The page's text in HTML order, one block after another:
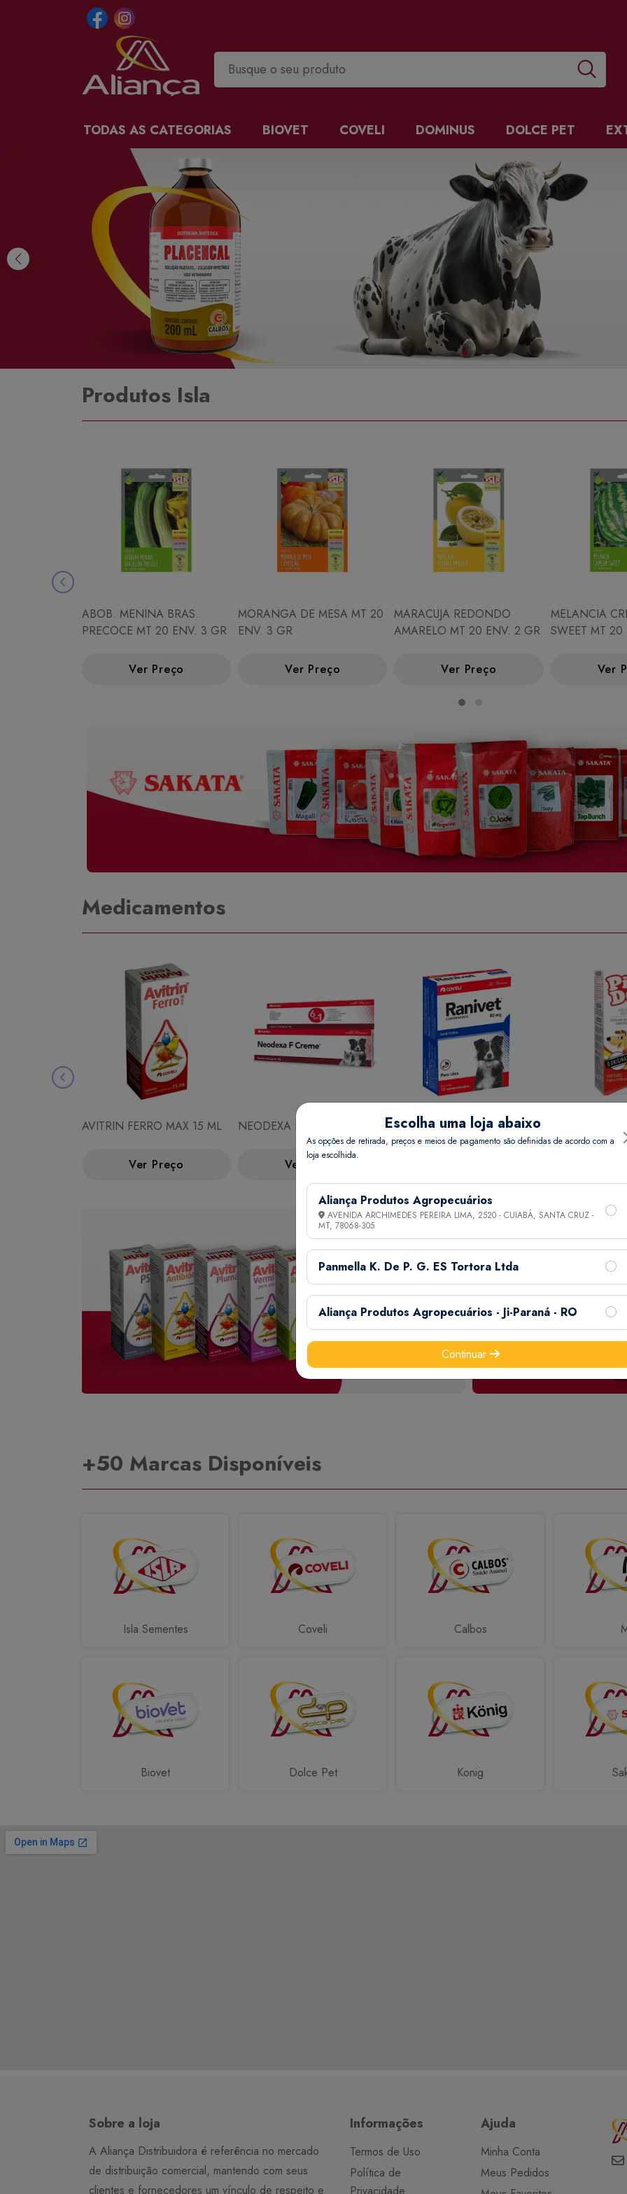
TODAS AS CATEGORIAS BIOVET COVELI DOMINUS DOLCE PET
Produtos Isla
ABOB. MENINA BRAS.
PRECOCE MT 20 ENV. 3 GR
Ver Preço
MORANGA DE MESA MT 20
ENV. 3 GR
Ver Preço
MARACUJA REDONDO
AMARELO MT 20 ENV. 2 GR
Ver Preço
MELANCIA
SWEET MT
Ver
Medicamentos
AVITRIN FERRO MAX 15 ML
Ver Preço
NEODEXA F CREME 15 GR
Ver Preço
RANIVET 80 MG COMP 12
Ver
+50 Marcas Disponíveis
Isla Sementes Coveli Calbos
Biovet Dolce Pet Konig
Sobre a loja
A Aliança Distribuidora é referência no mercado
de distribuição comercial, mantendo com seus
clientes e fornecedores um vínculo de respeito e
Informações
Termos de Uso
Política de
Privacidade
Ajuda
Minha Conta
Meus Pedidos
Escolha uma loja abaixo
As opções de retirada, preços e meios de pagamento são definidas de acordo com a
loja escolhida.
Aliança Produtos Agropecuários
AVENIDA ARCHIMEDES PEREIRA LIMA, 2520 - CUIABÁ, SANTA CRUZ -
MT, 78068-305
Panmella K. De P. G. ES Tortora Ltda
Aliança Produtos Agropecuários - Ji-Paraná - RO
Continuar